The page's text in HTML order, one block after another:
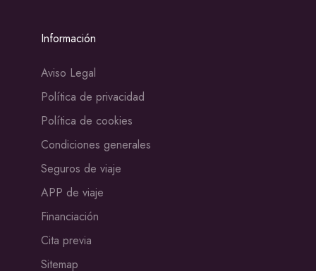
Información
Aviso Legal
Política de privacidad
Política de cookies
Condiciones generales
Seguros de viaje
APP de viaje
Financiación
Cita previa
Sitemap